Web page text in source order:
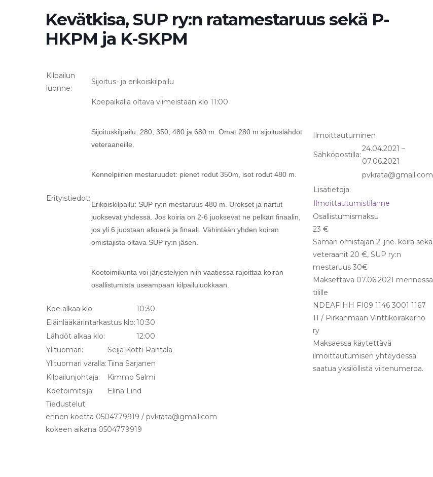
Kevätkisa, SUP ry:n ratamestaruus sekä P-
HKPM ja K-SKPM
Kilpailun
luonne:
Sijoitus- ja erikoiskilpailu
Erityistiedot:
Koepaikalla oltava viimeistään klo 11:00
Sijoituskilpailu: 280, 350, 480 ja 680 m. Omat 280 m sijoituslähdöt
veteraaneille.
Kennelpiirien mestaruudet: pienet rodut 350m, isot rodut 480 m.
Erikoiskilpailu: SUP ry:n mestaruus 480 m. Urokset ja nartut
juoksevat yhdessä. Jos koiria on 2-6 juoksevat ne pelkän finaalin,
jos yli 6 juostaan alkuerä ja finaali. Vähintään yhden koiran
omistajista oltava SUP ry:n jäsen.
Koetoimikunta voi järjestelyjen niin vaatiessa rajoittaa koiran
osallistumista useampaan kilpailuluokkaan.
Koe alkaa klo:
10:30
Eläinlääkärintarkastus klo:10:30
Lähdöt alkaa klo:
12:00
Ylituomari:
Seija Kotti-Rantala
Ylituomari varalla:Tiina Sarjanen
Kilpailunjohtaja:
Kimmo Salmi
Koetoimitsija:
Elina Lind
Tiedustelut:
ennen koetta 0504779919 / pvkrata@gmail.com
kokeen aikana 0504779919
Ilmoittautuminen
Sähköpostilla:
24.04.2021 –
07.06.2021
pvkrata@gmail.com
Lisätietoja:
Ilmoittautumistilanne
Osallistumismaksu
23 €
Saman omistajan 2. jne. koira sekä
veteraanit 20 €, SUP ry:n
mestaruus 30€
Maksettava 07.06.2021 mennessä
tilille
NDEAFIHH FI09 1146 3001 1167
11 / Pirkanmaan Vinttikoirakerho
ry
Maksaessa käytettävä
ilmoittautumisen yhteydessä
saatua yksilöllistä viitenumeroa.